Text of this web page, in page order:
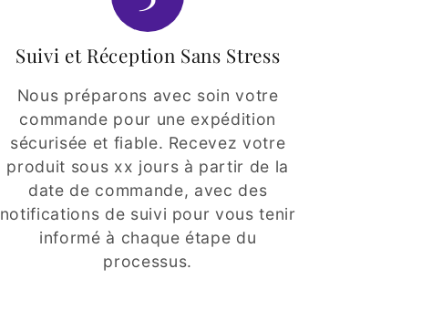
Suivi et Réception Sans Stress
Nous préparons avec soin votre
commande pour une expédition
sécurisée et fiable. Recevez votre
produit sous xx jours à partir de la
date de commande, avec des
notifications de suivi pour vous tenir
informé à chaque étape du
processus.